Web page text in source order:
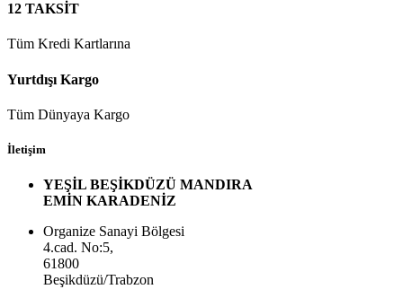
12 TAKSİT
Tüm Kredi Kartlarına
Yurtdışı Kargo
Tüm Dünyaya Kargo
İletişim
YEŞİL BEŞİKDÜZÜ MANDIRA
EMİN KARADENİZ
Organize Sanayi Bölgesi
4.cad. No:5,
61800
Beşikdüzü/Trabzon